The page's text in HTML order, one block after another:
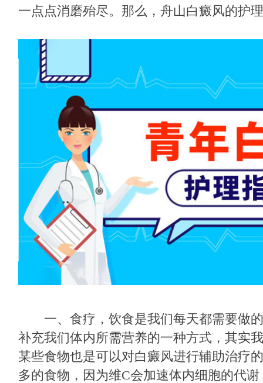
一点点消磨殆尽。那么，舟山白癜风的护
一、食疗，饮食是我们每天都需要做的
补充我们体内所需营养的一种方式，其实
某些食物也是可以对白癜风进行辅助治疗
多的食物，因为维C会加速体内细胞的代